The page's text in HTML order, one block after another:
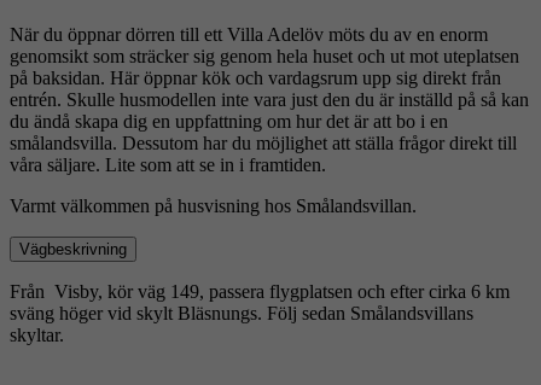
När du öppnar dörren till ett Villa Adelöv möts du av en enorm
genomsikt som sträcker sig genom hela huset och ut mot uteplatsen
på baksidan. Här öppnar kök och vardagsrum upp sig direkt från
entrén. Skulle husmodellen inte vara just den du är inställd på så kan
du ändå skapa dig en uppfattning om hur det är att bo i en
smålandsvilla. Dessutom har du möjlighet att ställa frågor direkt till
våra säljare. Lite som att se in i framtiden.
Varmt välkommen på husvisning hos Smålandsvillan.
Vägbeskrivning
Från Visby, kör väg 149, passera flygplatsen och efter cirka 6 km
sväng höger vid skylt Bläsnungs. Följ sedan Smålandsvillans
skyltar.